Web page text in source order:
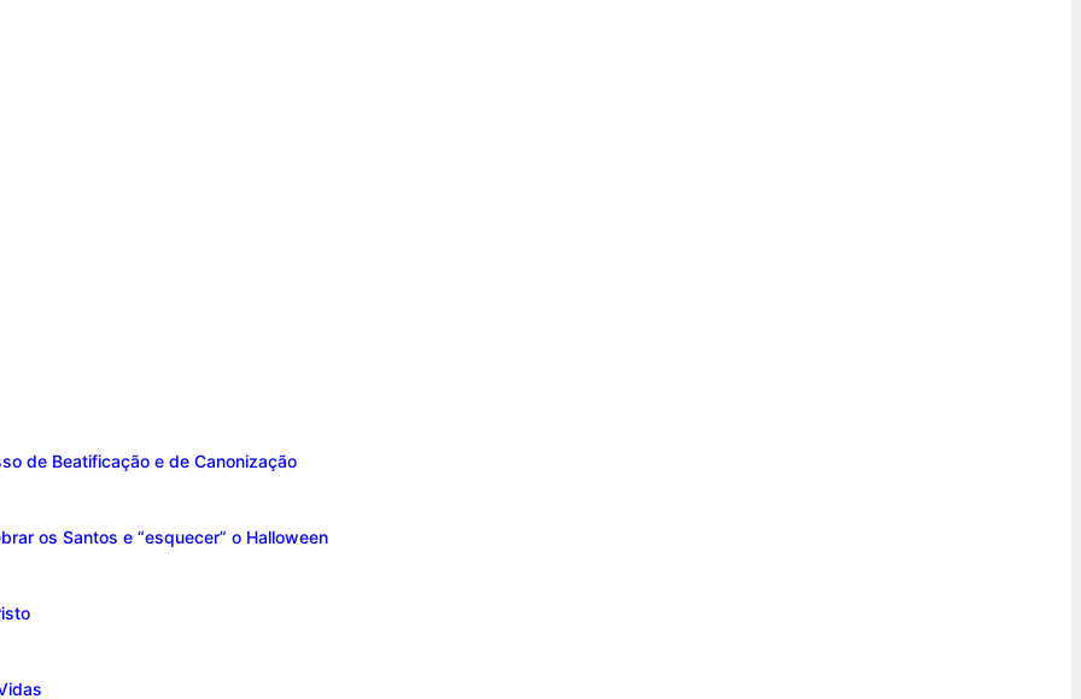
de Beatificação e de Canonização
os Santos e “esquecer” o Halloween